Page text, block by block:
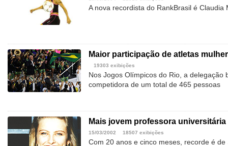
A nova recordista do RankBrasil é Claudia
Maior participação de atletas
19303 exibições
Nos Jogos Olímpicos do Rio, a delegação
competidora de um total de 465 pessoas
Mais jovem professora universitária
15/03/2002 18507 exibições
Com 20 anos e cinco meses, recorde é